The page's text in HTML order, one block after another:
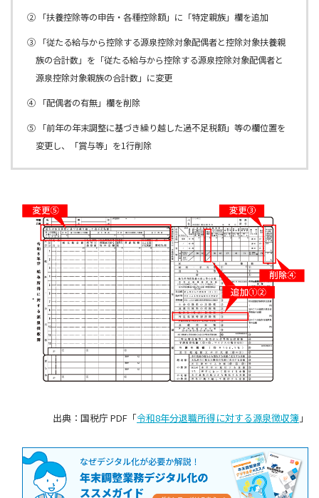
② 「扶養控除等の申告・各種控除額」に「特定親族」欄を追加
③ 「従たる給与から控除する源泉控除対象配偶者と控除対象扶養親
族の合計数」を「従たる給与から控除する源泉控除対象配偶者と
源泉控除対象親族の合計数」に変更
④ 「配偶者の有無」欄を削除
⑤ 「前年の年末調整に基づき繰り越した過不足税額」等の欄位置を
変更し、「賞与等」を1行削除
出典：国税庁 PDF「令和8年分退職所得に対する源泉徴収簿 」